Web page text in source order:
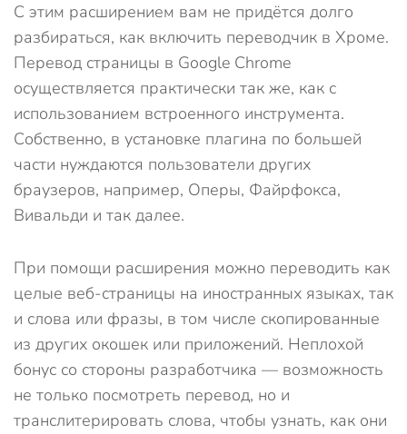
С этим расширением вам не придётся долго
разбираться, как включить переводчик в Хроме.
Перевод страницы в Google Chrome
осуществляется практически так же, как с
использованием встроенного инструмента.
Собственно, в установке плагина по большей
части нуждаются пользователи других
браузеров, например, Оперы, Файрфокса,
Вивальди и так далее.
При помощи расширения можно переводить как
целые веб-страницы на иностранных языках, так
и слова или фразы, в том числе скопированные
из других окошек или приложений. Неплохой
бонус со стороны разработчика — возможность
не только посмотреть перевод, но и
транслитерировать слова, чтобы узнать, как они